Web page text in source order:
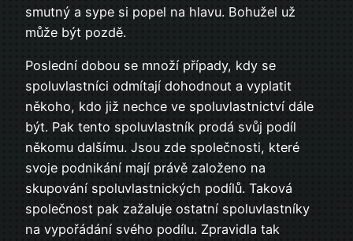
smutný a sype si popel na hlavu. Bohužel už
může být pozdě.
Poslední dobou se množí případy, kdy se
spoluvlastníci odmítají dohodnout a vyplatit
někoho, kdo již nechce ve spoluvlastnictví dále
být. Pak tento spoluvlastník prodá svůj podíl
někomu dalšímu. Jsou zde společnosti, které
svoje podnikání mají právě založeno na
skupování spoluvlastnických podílů. Taková
společnost pak zažaluje ostatní spoluvlastníky
na vypořádání svého podílu. Zpravidla tak